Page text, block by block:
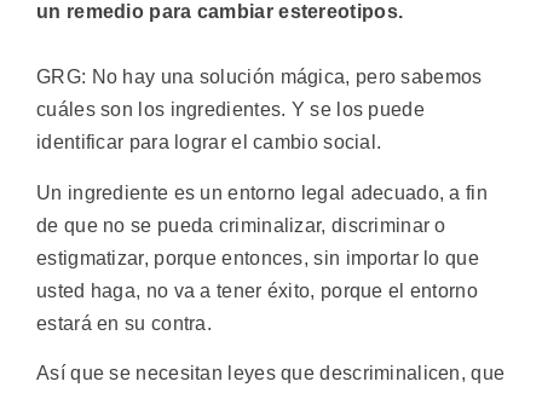
un remedio para cambiar estereotipos.
GRG: No hay una solución mágica, pero sabemos
cuáles son los ingredientes. Y se los puede
identificar para lograr el cambio social.
Un ingrediente es un entorno legal adecuado, a fin
de que no se pueda criminalizar, discriminar o
estigmatizar, porque entonces, sin importar lo que
usted haga, no va a tener éxito, porque el entorno
estará en su contra.
Así que se necesitan leyes que descriminalicen, que